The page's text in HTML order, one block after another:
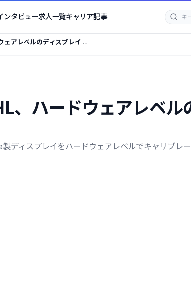
ンタビュー求人一覧キャリア記事
アレベルのディスプレイ校
ハードウェアレベル
ディスプレイをハードウェアレベルでキャリブレ